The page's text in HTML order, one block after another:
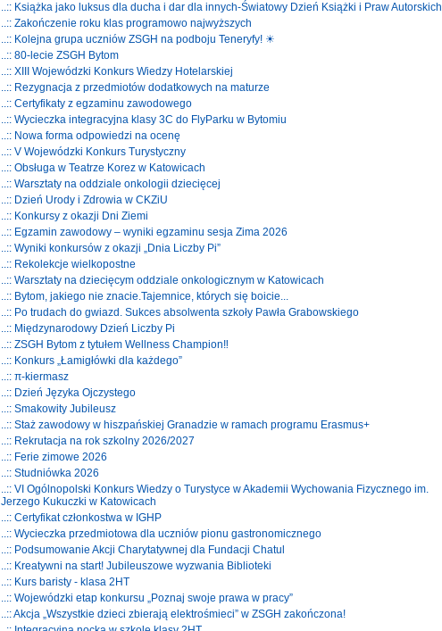
..:: Książka jako luksus dla ducha i dar dla innych-Światowy Dzień Książki i Praw Autorskich
..:: Zakończenie roku klas programowo najwyższych
..:: Kolejna grupa uczniów ZSGH na podboju Teneryfy! ☀
..:: 80-lecie ZSGH Bytom
..:: XIII Wojewódzki Konkurs Wiedzy Hotelarskiej
..:: Rezygnacja z przedmiotów dodatkowych na maturze
..:: Certyfikaty z egzaminu zawodowego
..:: Wycieczka integracyjna klasy 3C do FlyParku w Bytomiu
..:: Nowa forma odpowiedzi na ocenę
..:: V Wojewódzki Konkurs Turystyczny
..:: Obsługa w Teatrze Korez w Katowicach
..:: Warsztaty na oddziale onkologii dziecięcej
..:: Dzień Urody i Zdrowia w CKZiU
..:: Konkursy z okazji Dni Ziemi
..:: Egzamin zawodowy – wyniki egzaminu sesja Zima 2026
..:: Wyniki konkursów z okazji „Dnia Liczby Pi”
..:: Rekolekcje wielkopostne
..:: Warsztaty na dziecięcym oddziale onkologicznym w Katowicach
..:: Bytom, jakiego nie znacie.Tajemnice, których się boicie...
..:: Po trudach do gwiazd. Sukces absolwenta szkoły Pawła Grabowskiego
..:: Międzynarodowy Dzień Liczby Pi
..:: ZSGH Bytom z tytułem Wellness Champion‼️
..:: Konkurs „Łamigłówki dla każdego”
..:: π-kiermasz
..:: Dzień Języka Ojczystego
..:: Smakowity Jubileusz
..:: Staż zawodowy w hiszpańskiej Granadzie w ramach programu Erasmus+
..:: Rekrutacja na rok szkolny 2026/2027
..:: Ferie zimowe 2026
..:: Studniówka 2026
..:: VI Ogólnopolski Konkurs Wiedzy o Turystyce w Akademii Wychowania Fizycznego im.
Jerzego Kukuczki w Katowicach
..:: Certyfikat członkostwa w IGHP
..:: Wycieczka przedmiotowa dla uczniów pionu gastronomicznego
..:: Podsumowanie Akcji Charytatywnej dla Fundacji Chatul
..:: Kreatywni na start! Jubileuszowe wyzwania Biblioteki
..:: Kurs baristy - klasa 2HT
..:: Wojewódzki etap konkursu „Poznaj swoje prawa w pracy”
..:: Akcja „Wszystkie dzieci zbierają elektrośmieci” w ZSGH zakończona!